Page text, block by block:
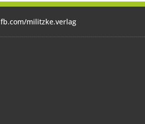
fb.com/militzke.verlag